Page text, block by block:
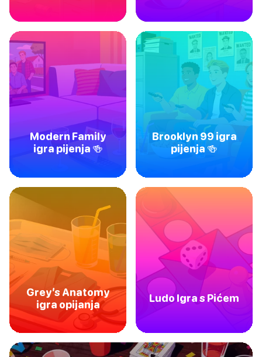
Modern Family
igra pijenja 🍻
Brooklyn 99 igra
pijenja 🍻
Grey’s Anatomy
igra opijanja
Ludo Igra s Pićem